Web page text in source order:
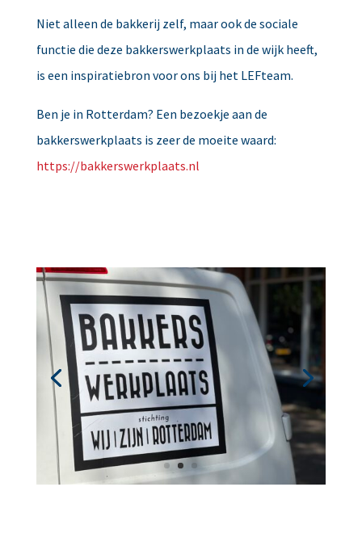
Niet alleen de bakkerij zelf, maar ook de sociale
functie die deze bakkerswerkplaats in de wijk heeft,
is een inspiratiebron voor ons bij het LEFteam.
Ben je in Rotterdam? Een bezoekje aan de
bakkerswerkplaats is zeer de moeite waard:
https://bakkerswerkplaats.nl